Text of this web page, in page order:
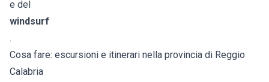
e del
windsurf
.
Cosa fare: escursioni e itinerari nella provincia di Reggio
Calabria